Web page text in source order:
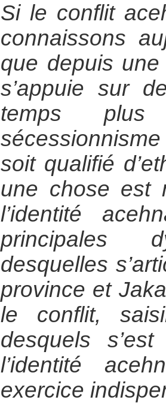
Si le conflit
connaissons
que depuis une
s’appuie sur
temps
soit qualifié
une chose est
l’identité
principales
desquelles
province et
le conflit,
desquels
l’identité
exercice